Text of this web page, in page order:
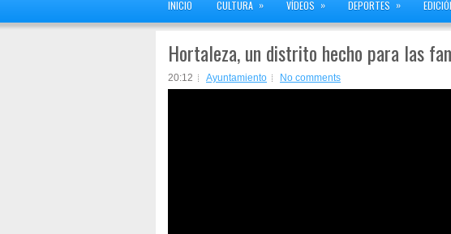
INICIO CULTURA » VÍDEOS » DEPORTES »
Hortaleza, un distrito hecho para las
20:12 Ayuntamiento No comments